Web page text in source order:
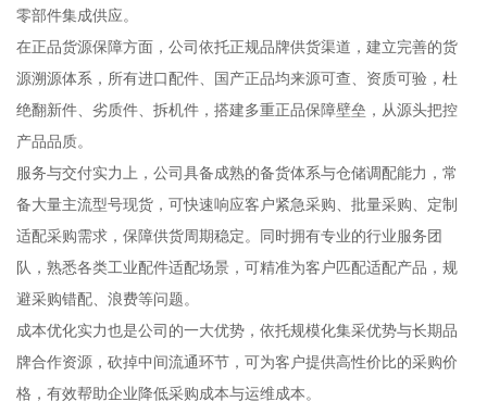
零部件集成供应。
在正品货源保障方面，公司依托正规品牌供货渠道，建立完善的货
源溯源体系，所有进口配件、国产正品均来源可查、资质可验，杜
绝翻新件、劣质件、拆机件，搭建多重正品保障壁垒，从源头把控
产品品质。
服务与交付实力上，公司具备成熟的备货体系与仓储调配能力，常
备大量主流型号现货，可快速响应客户紧急采购、批量采购、定制
适配采购需求，保障供货周期稳定。同时拥有专业的行业服务团
队，熟悉各类工业配件适配场景，可精准为客户匹配适配产品，规
避采购错配、浪费等问题。
成本优化实力也是公司的一大优势，依托规模化集采优势与长期品
牌合作资源，砍掉中间流通环节，可为客户提供高性价比的采购价
格，有效帮助企业降低采购成本与运维成本。